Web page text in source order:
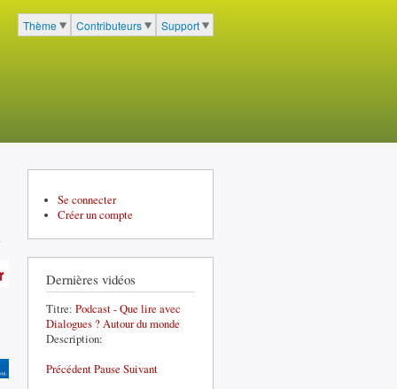
Menu du portail à 3 entrées
Thème Contributeurs Support
Se connecter
Créer un compte
Dernières vidéos
Titre: Podcast - Que lire avec
Dialogues ? Autour du monde
Description:
PrécédentPause Suivant